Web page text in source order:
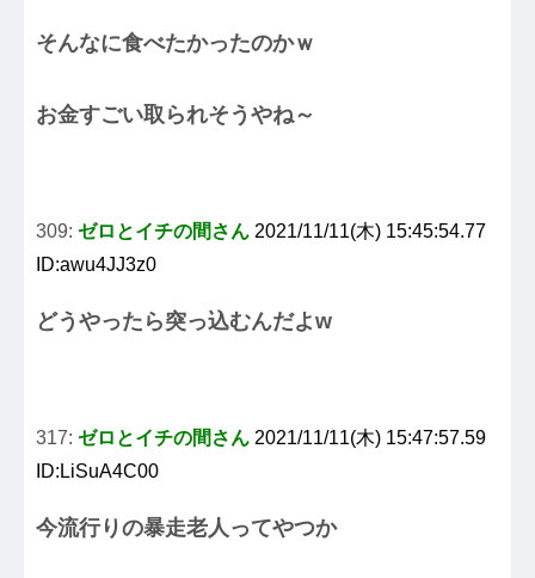
そんなに食べたかったのかｗ
お金すごい取られそうやね～
309: ゼロとイチの間さん 2021/11/11(木) 15:45:54.77
ID:awu4JJ3z0
どうやったら突っ込むんだよw
317: ゼロとイチの間さん 2021/11/11(木) 15:47:57.59
ID:LiSuA4C00
今流行りの暴走老人ってやつか